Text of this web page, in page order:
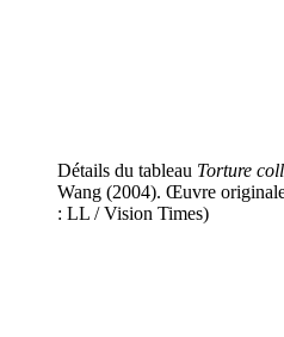
Détails du tableau Torture
Wang (2004). Œuvre
: LL / Vision Times)